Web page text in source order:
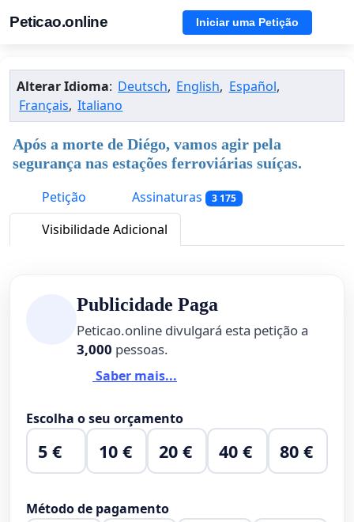
Peticao.online Iniciar uma Petição
Alterar Idioma: Deutsch, English, Español,
Français, Italiano
Após a morte de Diégo, vamos agir pela
segurança nas estações ferroviárias suíças.
Petição
Assinaturas 3 175
Visibilidade Adicional
Publicidade Paga
Peticao.online divulgará esta petição a
3,000 pessoas.
Saber mais...
Escolha o seu orçamento
5 € 10 € 20 € 40 € 80 €
Método de pagamento